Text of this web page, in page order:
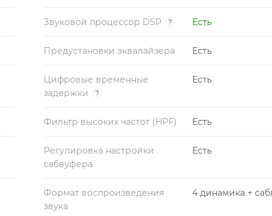
Звуковой процессор DSP ? Есть
Предустановки эквалайзера Есть
Цифровые временные
задержки
?
Есть
Фильтр высоких частот (HPF) Есть
Регулировка настройки
сабвуфера
Есть
Формат воспроизведения
звука
4 динамика +